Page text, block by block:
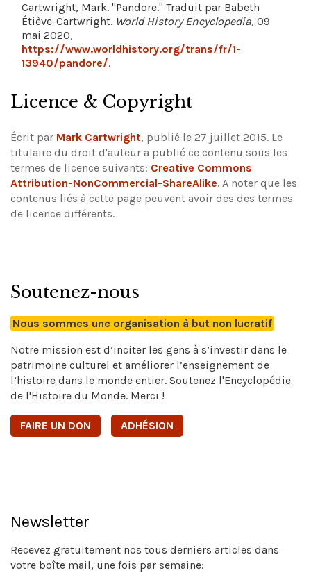
Cartwright, Mark. "Pandore." Traduit par Babeth
Étiève-Cartwright. World History Encyclopedia, 09
mai 2020,
https://www.worldhistory.org/trans/fr/1-
13940/pandore/.
Licence & Copyright
Écrit par Mark Cartwright, publié le 27 juillet 2015. Le
titulaire du droit d'auteur a publié ce contenu sous les
termes de licence suivants: Creative Commons
Attribution-NonCommercial-ShareAlike. A noter que les
contenus liés à cette page peuvent avoir des des termes
de licence différents.
Soutenez-nous
Nous sommes une organisation à but non lucratif
Notre mission est d’inciter les gens à s’investir dans le
patrimoine culturel et améliorer l’enseignement de
l’histoire dans le monde entier. Soutenez l'Encyclopédie
de l'Histoire du Monde. Merci !
FAIRE UN DON ADHÉSION
Newsletter
Recevez gratuitement nos tous derniers articles dans
votre boîte mail, une fois par semaine: